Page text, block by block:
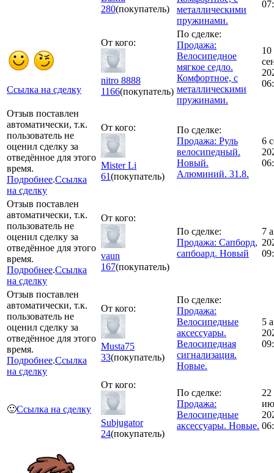
280(покупатель)
металлическими
пружинами.
Ссылка на сделку
От кого:
nitro 8888
1166(покупатель)
По сделке:
Продажа:
Велосипедное
мягкое седло.
Комфортное, с
металлическими
пружинами.
10
Отзыв поставлен
автоматически, т.к.
пользователь не
оценил сделку за
отведённое для этого
время.
Подробнее.Ссылка
на сделку
От кого:
Mister Li
61(покупатель)
По сделке:
Продажа: Руль
велосипедный.
Новый.
Алюминий. 31.8.
6
Отзыв поставлен
автоматически, т.к.
пользователь не
оценил сделку за
отведённое для этого
время.
Подробнее.Ссылка
на сделку
От кого:
vaun
167(покупатель)
По сделке:
Продажа: Сапборд,
сапбоард. Новый
7
Отзыв поставлен
автоматически, т.к.
пользователь не
оценил сделку за
отведённое для этого
время.
Подробнее.Ссылка
на сделку
От кого:
Musta75
33(покупатель)
По сделке:
Продажа:
Велосипедные
аксессуары.
Велосипедная
сигнализация.
Новые.
5
🙂Ссылка на сделку
От кого:
Subjugator
24(покупатель)
По сделке:
Продажа:
Велосипедные
аксессуары. Новые.
22